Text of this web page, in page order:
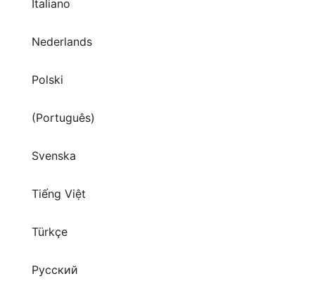
Italiano
Nederlands
Polski
(Português)
Svenska
Tiếng Việt
Türkçe
Русский